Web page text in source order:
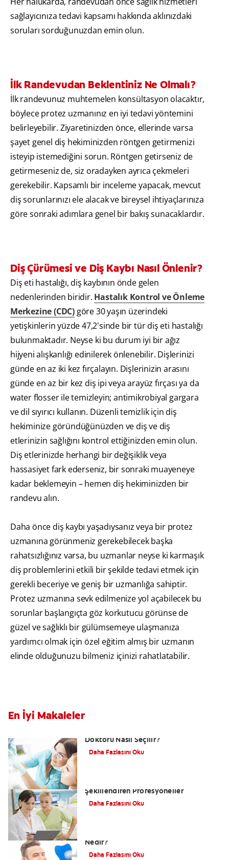
sağlayıcınıza tedavi kapsamı hakkında aklınızdaki
soruları sorduğunuzdan emin olun.
İlk Randevudan Beklentiniz Ne Olmalı?
İlk randevunuz muhtemelen konsültasyon olacaktır,
böylece protez uzmanınız en iyi tedavi yöntemini
belirleyebilir. Ziyaretinizden önce, ellerinde varsa
şayet genel diş hekiminizden röntgen getirmenizi
isteyip istemediğini sorun. Röntgen getirseniz de
getirmeseniz de, siz oradayken ayrıca çekmeleri
gerekebilir. Kapsamlı bir inceleme yapacak, mevcut
diş sorunlarınızı ele alacak ve bireysel ihtiyaçlarınıza
göre sonraki adımlara genel bir bakış sunacaklardır.
Diş Çürümesi ve Diş Kaybı Nasıl Önlenir?
Diş eti hastalığı, diş kaybının önde gelen
nedenlerinden biridir. Hastalık Kontrol ve Önleme
Merkezine (CDC) göre 30 yaşın üzerindeki
yetişkinlerin yüzde 47,2'sinde bir tür diş eti hastalığı
bulunmaktadır. Neyse ki bu durum iyi bir ağız
hijyeni alışkanlığı edinilerek önlenebilir. Dişlerinizi
günde en az iki kez fırçalayın. Dişlerinizin arasını
günde en az bir kez diş ipi veya arayüz fırçası ya da
water flosser ile temizleyin; antimikrobiyal gargara
ve dil sıyırıcı kullanın. Düzenli temizlik için diş
hekiminize göründüğünüzden ve diş ve diş
etlerinizin sağlığını kontrol ettiğinizden emin olun.
Diş etlerinizde herhangi bir değişiklik veya
hassasiyet fark ederseniz, bir sonraki muayeneye
kadar beklemeyin – hemen diş hekiminizden bir
randevu alın.
Daha önce diş kaybı yaşadıysanız veya bir protez
uzmanına görünmeniz gerekebilecek başka
rahatsızlığınız varsa, bu uzmanlar neyse ki karmaşık
diş problemlerini etkili bir şekilde tedavi etmek için
gerekli beceriye ve geniş bir uzmanlığa sahiptir.
Protez uzmanına sevk edilmenize yol açabilecek bu
sorunlar başlangıçta göz korkutucu görünse de
güzel ve sağlıklı bir gülümsemeye ulaşmanıza
yardımcı olmak için özel eğitim almış bir uzmanın
elinde olduğunuzu bilmeniz içinizi rahatlatabilir.
En İyi Makaleler
Doktoru Nasıl Seçilir?
Daha Fazlasını Oku
Şekillendiren Profesyoneller
Daha Fazlasını Oku
Nedir?
Daha Fazlasını Oku